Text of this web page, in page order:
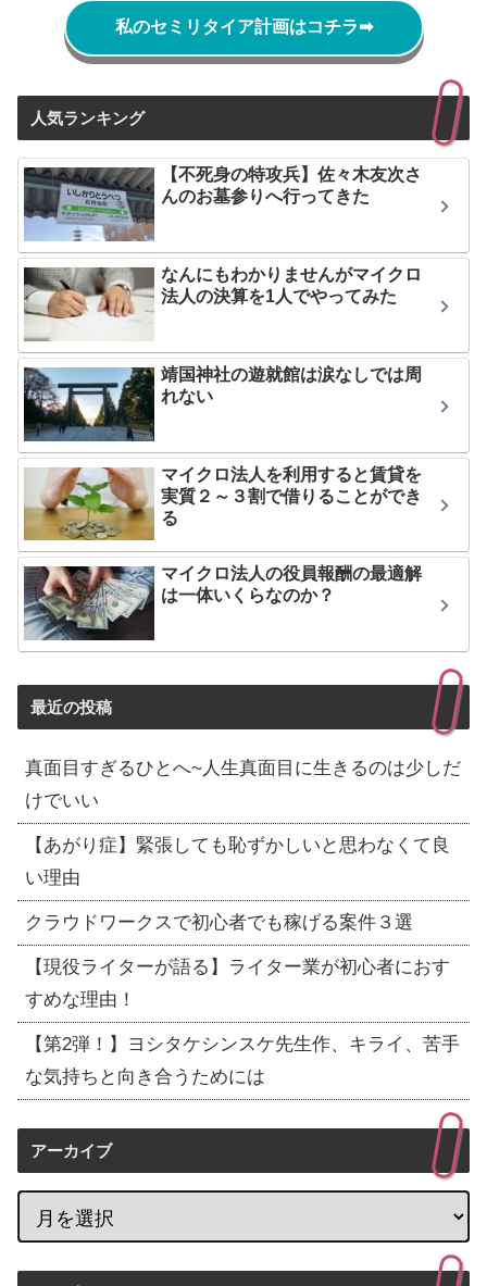
私のセミリタイア計画はコチラ➡
人気ランキング
【不死身の特攻兵】佐々木友次さ
んのお墓参りへ行ってきた
なんにもわかりませんがマイクロ
法人の決算を1人でやってみた
靖国神社の遊就館は涙なしでは周
れない
マイクロ法人を利用すると賃貸を
実質２～３割で借りることができ
る
マイクロ法人の役員報酬の最適解
は一体いくらなのか？
最近の投稿
真面目すぎるひとへ~人生真面目に生きるのは少しだ
けでいい
【あがり症】緊張しても恥ずかしいと思わなくて良
い理由
クラウドワークスで初心者でも稼げる案件３選
【現役ライターが語る】ライター業が初心者におす
すめな理由！
【第2弾！】ヨシタケシンスケ先生作、キライ、苦手
な気持ちと向き合うためには
アーカイブ